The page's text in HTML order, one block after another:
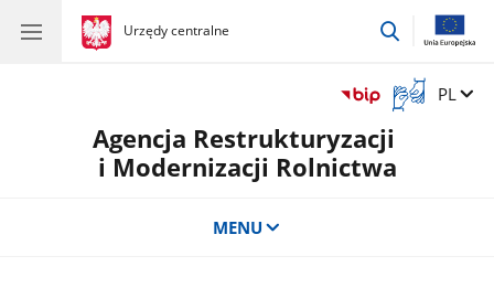
gov.pl
Urzędy centralne
gov.pl
Urzędy
przejdź
Otwórz
okno
z
tłumaczem
Zmień
PL
Agencja Restrukturyzacji
i Modernizacji Rolnictwa
MENU